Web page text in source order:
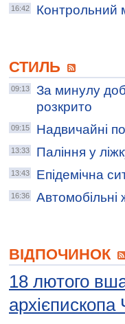
16:42
Контрольний
СТИЛЬ
09:13
За минулу
розкрито
09:15 Надвичайні
13:33 Паління у
13:43 Епідемічна
16:36
ВІДПОЧИНОК
18 лютого
архієпископа